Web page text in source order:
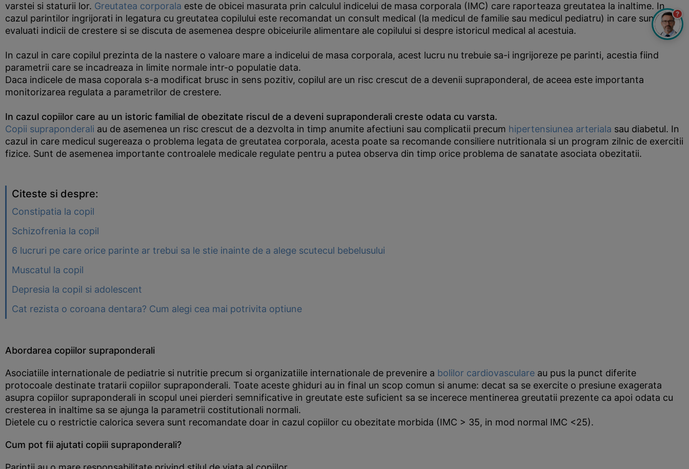
varstei si staturii lor. Greutatea corporala este de obicei masurata prin calculul indicelui de masa corporala (IMC) care raporteaza greutatea la inaltime. In
cazul parintilor ingrijorati in legatura cu greutatea copilului este recomandat un consult medical (la medicul de familie sau medicul pediatru) in care sunt
evaluati indicii de crestere si se discuta de asemenea despre obiceiurile alimentare ale copilului si despre istoricul medical al acestuia.
In cazul in care copilul prezinta de la nastere o valoare mare a indicelui de masa corporala, acest lucru nu trebuie sa-i ingrijoreze pe parinti, acestia fiind
parametrii care se incadreaza in limite normale intr-o populatie data.
Daca indicele de masa coporala s-a modificat brusc in sens pozitiv, copilul are un risc crescut de a devenii supraponderal, de aceea este importanta
monitorizarea regulata a parametrilor de crestere.
In cazul copiilor care au un istoric familial de obezitate riscul de a deveni supraponderali creste odata cu varsta.
Copii supraponderali au de asemenea un risc crescut de a dezvolta in timp anumite afectiuni sau complicatii precum hipertensiunea arteriala sau diabetul. In
cazul in care medicul sugereaza o problema legata de greutatea corporala, acesta poate sa recomande consiliere nutritionala si un program zilnic de exercitii
fizice. Sunt de asemenea importante controalele medicale regulate pentru a putea observa din timp orice problema de sanatate asociata obezitatii.
Citeste si despre:
Constipatia la copil
Schizofrenia la copil
6 lucruri pe care orice parinte ar trebui sa le stie inainte de a alege scutecul bebelusului
Muscatul la copil
Depresia la copil si adolescent
Cat rezista o coroana dentara? Cum alegi cea mai potrivita optiune
Abordarea copiilor supraponderali
Asociatiile internationale de pediatrie si nutritie precum si organizatiile internationale de prevenire a bolilor cardiovasculare au pus la punct diferite
protocoale destinate tratarii copiilor supraponderali. Toate aceste ghiduri au in final un scop comun si anume: decat sa se exercite o presiune exagerata
asupra copiilor supraponderali in scopul unei pierderi semnificative in greutate este suficient sa se incerece mentinerea greutatii prezente ca apoi odata cu
cresterea in inaltime sa se ajunga la parametrii costitutionali normali.
Dietele cu o restrictie calorica severa sunt recomandate doar in cazul copiilor cu obezitate morbida (IMC > 35, in mod normal IMC <25).
Cum pot fii ajutati copiii supraponderali?
?